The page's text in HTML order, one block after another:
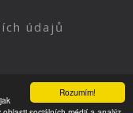
Rozumím!
údajů